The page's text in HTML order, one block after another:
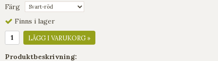
Färg
Finns i lager
LÄGG I VARUKORG »
Produktbeskrivning: